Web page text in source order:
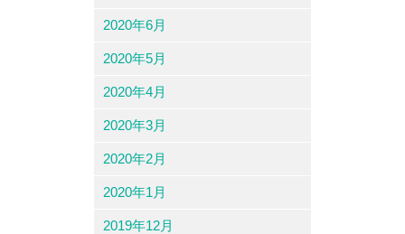
2020年6月
2020年5月
2020年4月
2020年3月
2020年2月
2020年1月
2019年12月